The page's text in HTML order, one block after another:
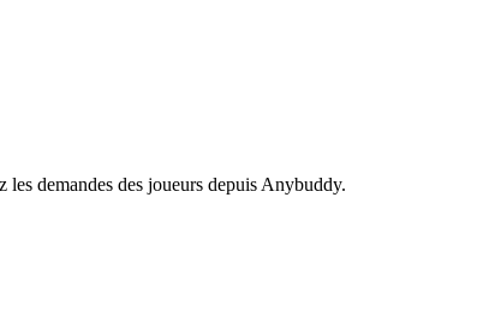
demandes des joueurs depuis Anybuddy.